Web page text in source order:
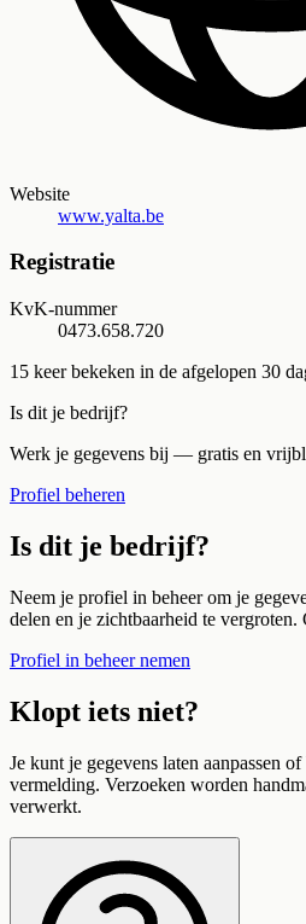
Website
www.yalta.be
Registratie
KvK-nummer
0473.658.720
15 keer bekeken in de afgelopen 30
Is dit je bedrijf?
Werk je gegevens bij — gratis en
Profiel beheren
Is dit je bedrijf?
Neem je profiel in beheer om je
delen en je zichtbaarheid te vergroten.
Profiel in beheer nemen
Klopt iets niet?
Je kunt je gegevens laten aanpassen
vermelding. Verzoeken worden
verwerkt.